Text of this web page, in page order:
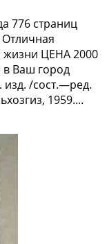
776 страниц
жизни ЦЕНА 2000
в Ваш город
изд. /сост.—ред.
1959....